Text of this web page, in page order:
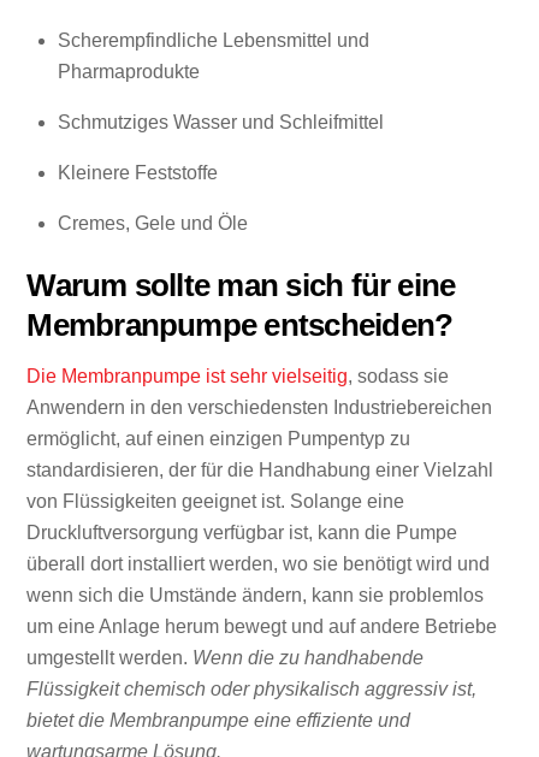
Scherempfindliche Lebensmittel und
Pharmaprodukte
Schmutziges Wasser und Schleifmittel
Kleinere Feststoffe
Cremes, Gele und Öle
Warum sollte man sich für eine
Membranpumpe entscheiden?
Die Membranpumpe ist sehr vielseitig, sodass sie
Anwendern in den verschiedensten Industriebereichen
ermöglicht, auf einen einzigen Pumpentyp zu
standardisieren, der für die Handhabung einer Vielzahl
von Flüssigkeiten geeignet ist. Solange eine
Druckluftversorgung verfügbar ist, kann die Pumpe
überall dort installiert werden, wo sie benötigt wird und
wenn sich die Umstände ändern, kann sie problemlos
um eine Anlage herum bewegt und auf andere Betriebe
umgestellt werden. Wenn die zu handhabende
Flüssigkeit chemisch oder physikalisch aggressiv ist,
bietet die Membranpumpe eine effiziente und
wartungsarme Lösung.